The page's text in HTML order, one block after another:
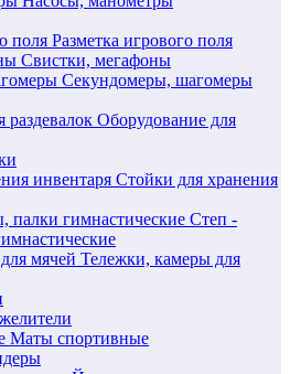
Разметка игрового поля
Свистки, мегафоны
Секундомеры, шагомеры
Оборудование для
Стойки для хранения
Степ -
Тележки, камеры для
Маты спортивные